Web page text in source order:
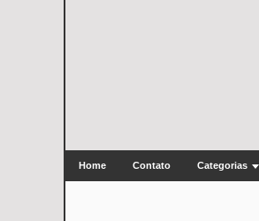
Home Contato Categorias